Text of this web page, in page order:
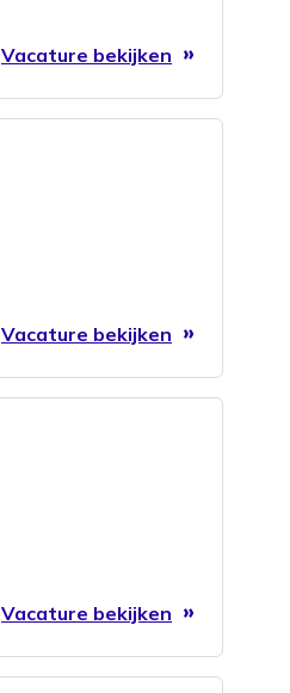
Vacature bekijken
Vacature bekijken
Vacature bekijken